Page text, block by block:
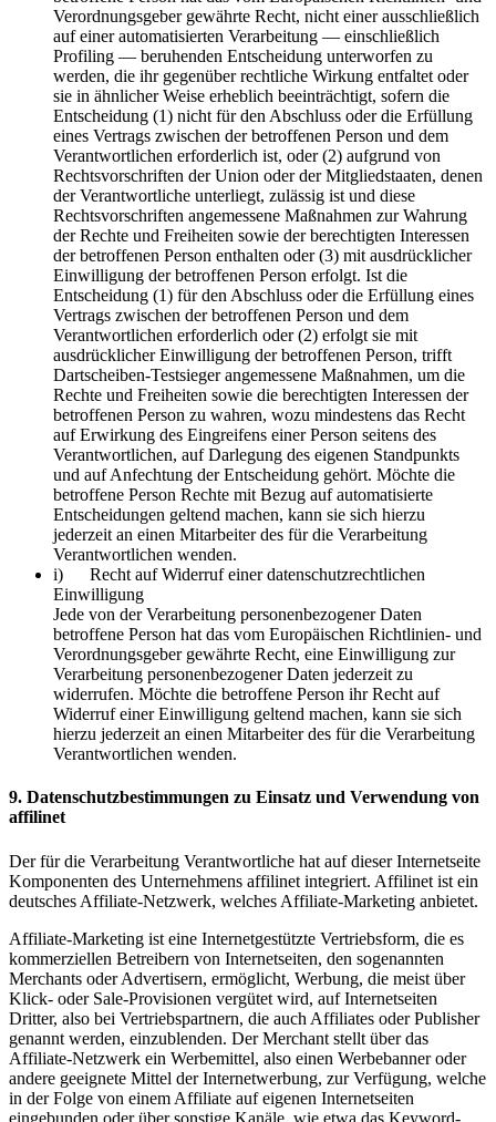
Verordnungsgeber gewährte Recht, nicht einer ausschließlich
auf einer automatisierten Verarbeitung — einschließlich
Profiling — beruhenden Entscheidung unterworfen zu
werden, die ihr gegenüber rechtliche Wirkung entfaltet oder
sie in ähnlicher Weise erheblich beeinträchtigt, sofern die
Entscheidung (1) nicht für den Abschluss oder die Erfüllung
eines Vertrags zwischen der betroffenen Person und dem
Verantwortlichen erforderlich ist, oder (2) aufgrund von
Rechtsvorschriften der Union oder der Mitgliedstaaten, denen
der Verantwortliche unterliegt, zulässig ist und diese
Rechtsvorschriften angemessene Maßnahmen zur Wahrung
der Rechte und Freiheiten sowie der berechtigten Interessen
der betroffenen Person enthalten oder (3) mit ausdrücklicher
Einwilligung der betroffenen Person erfolgt. Ist die
Entscheidung (1) für den Abschluss oder die Erfüllung eines
Vertrags zwischen der betroffenen Person und dem
Verantwortlichen erforderlich oder (2) erfolgt sie mit
ausdrücklicher Einwilligung der betroffenen Person, trifft
Dartscheiben-Testsieger angemessene Maßnahmen, um die
Rechte und Freiheiten sowie die berechtigten Interessen der
betroffenen Person zu wahren, wozu mindestens das Recht
auf Erwirkung des Eingreifens einer Person seitens des
Verantwortlichen, auf Darlegung des eigenen Standpunkts
und auf Anfechtung der Entscheidung gehört. Möchte die
betroffene Person Rechte mit Bezug auf automatisierte
Entscheidungen geltend machen, kann sie sich hierzu
jederzeit an einen Mitarbeiter des für die Verarbeitung
Verantwortlichen wenden.
i) Recht auf Widerruf einer datenschutzrechtlichen
Einwilligung
Jede von der Verarbeitung personenbezogener Daten
betroffene Person hat das vom Europäischen Richtlinien- und
Verordnungsgeber gewährte Recht, eine Einwilligung zur
Verarbeitung personenbezogener Daten jederzeit zu
widerrufen. Möchte die betroffene Person ihr Recht auf
Widerruf einer Einwilligung geltend machen, kann sie sich
hierzu jederzeit an einen Mitarbeiter des für die Verarbeitung
Verantwortlichen wenden.
9. Datenschutzbestimmungen zu Einsatz und Verwendung von
affilinet
Der für die Verarbeitung Verantwortliche hat auf dieser Internetseite
Komponenten des Unternehmens affilinet integriert. Affilinet ist ein
deutsches Affiliate-Netzwerk, welches Affiliate-Marketing anbietet.
Affiliate-Marketing ist eine Internetgestützte Vertriebsform, die es
kommerziellen Betreibern von Internetseiten, den sogenannten
Merchants oder Advertisern, ermöglicht, Werbung, die meist über
Klick- oder Sale-Provisionen vergütet wird, auf Internetseiten
Dritter, also bei Vertriebspartnern, die auch Affiliates oder Publisher
genannt werden, einzublenden. Der Merchant stellt über das
Affiliate-Netzwerk ein Werbemittel, also einen Werbebanner oder
andere geeignete Mittel der Internetwerbung, zur Verfügung, welche
in der Folge von einem Affiliate auf eigenen Internetseiten
eingebunden oder über sonstige Kanäle, wie etwa das Keyword-